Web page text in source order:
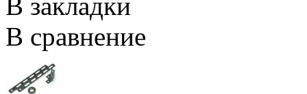
В закладки
В сравнение